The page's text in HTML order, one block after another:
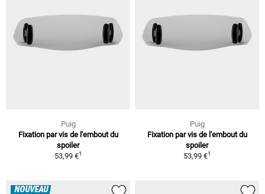
Puig
Fixation par vis de l'embout du
spoiler
53,99 €1
Puig
Fixation par vis de l'embout du
spoiler
53,99 €1
NOUVEAU